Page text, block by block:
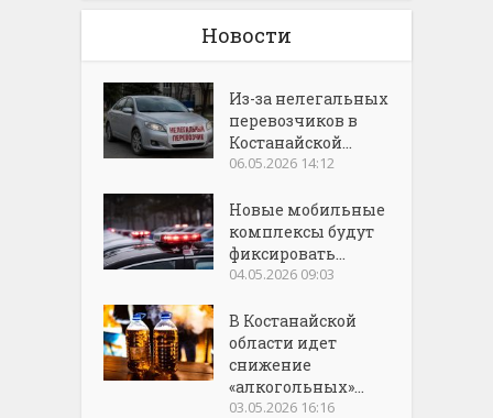
Новости
Из-за нелегальных
перевозчиков в
Костанайской...
06.05.2026 14:12
Новые мобильные
комплексы будут
фиксировать...
04.05.2026 09:03
В Костанайской
области идет
снижение
«алкогольных»...
03.05.2026 16:16